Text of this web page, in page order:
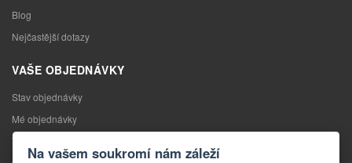
Blog
Nejčastější dotazy
VAŠE OBJEDNÁVKY
Stav objednávky
Mé objednávky
Výměna zboží
Na vašem soukromí nám záleží